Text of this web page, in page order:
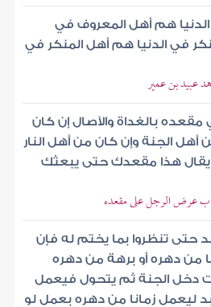
هم أهل المعروف في
في الدنيا هم أهل المنكر في
عبيد بن عمير
مقعده بالغداة والآصال إن كان
الجنة وإن كان من أهل النار
يقال هذا مقعدك حتى يبعثك
عرض الرجل على مقعده
حتى تنظروا بما يختم له فإن
من دهره أو برهة من دهره
دخل الجنة ثم يتحول فيعمل
ليعمل زمانا من دهره بعمل لو